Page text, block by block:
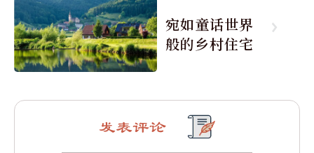
宛如童话世界
般的乡村住宅
发表评论